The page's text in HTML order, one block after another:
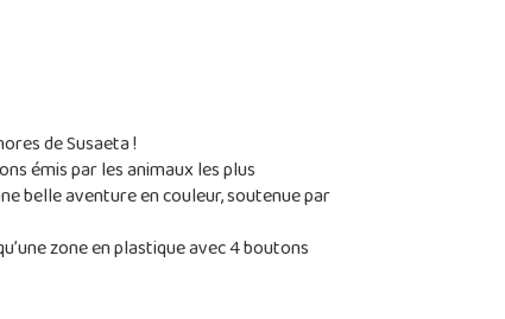
de Susaeta !
émis par les animaux les plus
belle aventure en couleur, soutenue par
zone en plastique avec 4 boutons